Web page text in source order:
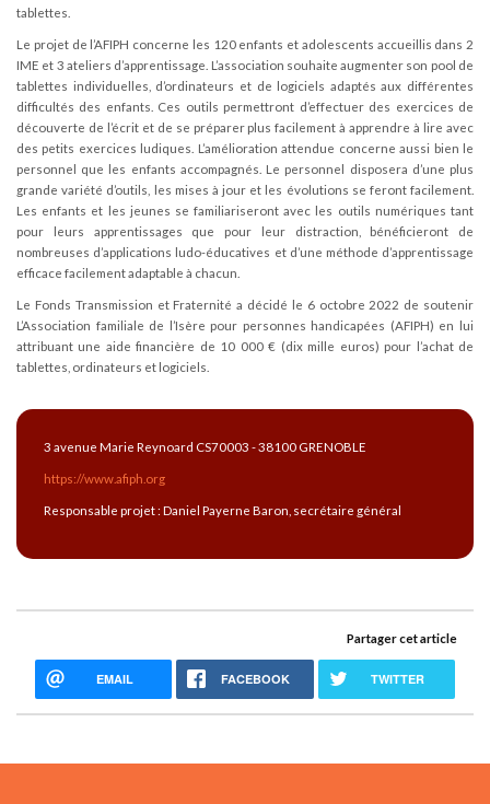
tablettes.
Le projet de l’AFIPH concerne les 120 enfants et adolescents accueillis dans 2
IME et 3 ateliers d’apprentissage. L’association souhaite augmenter son pool de
tablettes individuelles, d’ordinateurs et de logiciels adaptés aux différentes
difficultés des enfants. Ces outils permettront d’effectuer des exercices de
découverte de l’écrit et de se préparer plus facilement à apprendre à lire avec
des petits exercices ludiques. L’amélioration attendue concerne aussi bien le
personnel que les enfants accompagnés. Le personnel disposera d’une plus
grande variété d’outils, les mises à jour et les évolutions se feront facilement.
Les enfants et les jeunes se familiariseront avec les outils numériques tant
pour leurs apprentissages que pour leur distraction, bénéficieront de
nombreuses d’applications ludo-éducatives et d’une méthode d’apprentissage
efficace facilement adaptable à chacun.
Le Fonds Transmission et Fraternité a décidé le 6 octobre 2022 de soutenir
L’Association familiale de l’Isère pour personnes handicapées (AFIPH) en lui
attribuant une aide financière de 10 000 € (dix mille euros) pour l’achat de
tablettes, ordinateurs et logiciels.
3 avenue Marie Reynoard CS70003 - 38100 GRENOBLE
https://www.afiph.org
Responsable projet : Daniel Payerne Baron, secrétaire général
Partager cet article
EMAIL FACEBOOK TWITTER